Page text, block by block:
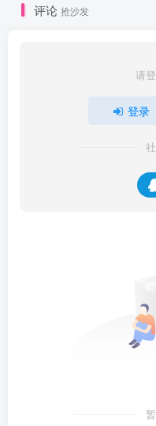
评论 抢沙发
请
登录